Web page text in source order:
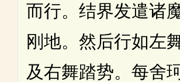
而行。结界发遣诸
刚地。然后行如左
及右舞踏势。每舍